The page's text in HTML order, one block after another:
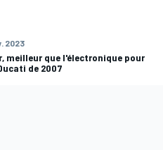
2023
meilleur que l'électronique pour
de 2007